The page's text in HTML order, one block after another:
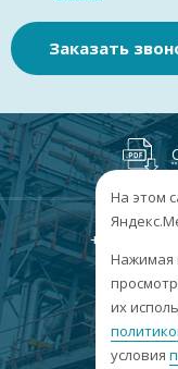
Заказать
+7
г.
На этом
Нажимая
их
условия